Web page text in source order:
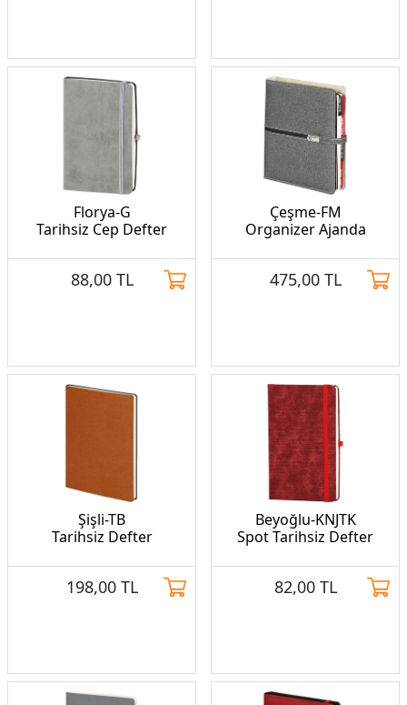
Florya-G
Tarihsiz Cep Defter
88,00 TL
Çeşme-FM
Organizer Ajanda
475,00 TL
Şişli-TB
Tarihsiz Defter
198,00 TL
Beyoğlu-KNJTK
Spot Tarihsiz Defter
82,00 TL